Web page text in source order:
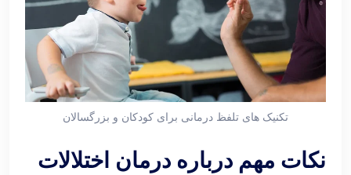
تکنیک های تلفظ درمانی برای کودکان و بزرگسالان
نکات مهم درباره درمان اختلالات